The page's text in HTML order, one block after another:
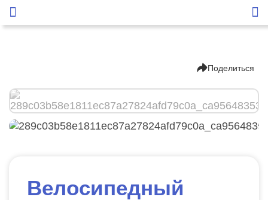
Поделиться
Велосипедный